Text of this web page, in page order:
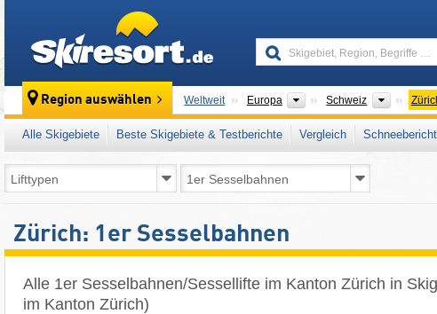
Region auswählen Weltweit Europa Kontinente
Schweiz Länder
Alle Skigebiete Beste Skigebiete & Testberichte Vergleich
Zürich: 1er Sesselbahnen
Alle 1er Sesselbahnen/Sessellifte im Kanton Zürich in
im Kanton Zürich)